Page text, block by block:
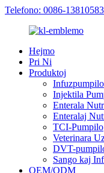
Telefono: 0086-
Hejmo
Pri Ni
Produktoj
Infuzpumpilo
Injektila
Enterala
Enteralaj
TCI-Pumpilo
Veterinara
DVT-
Sango kaj
OEM/ODM